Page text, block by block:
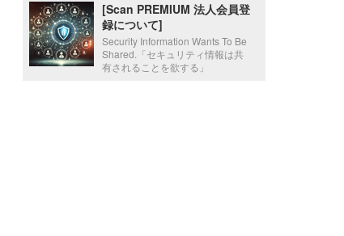
[Scan PREMIUM 法人会員登
録について]
Security Information Wants To Be
Shared.「セキュリティ情報は共
有されることを欲する」